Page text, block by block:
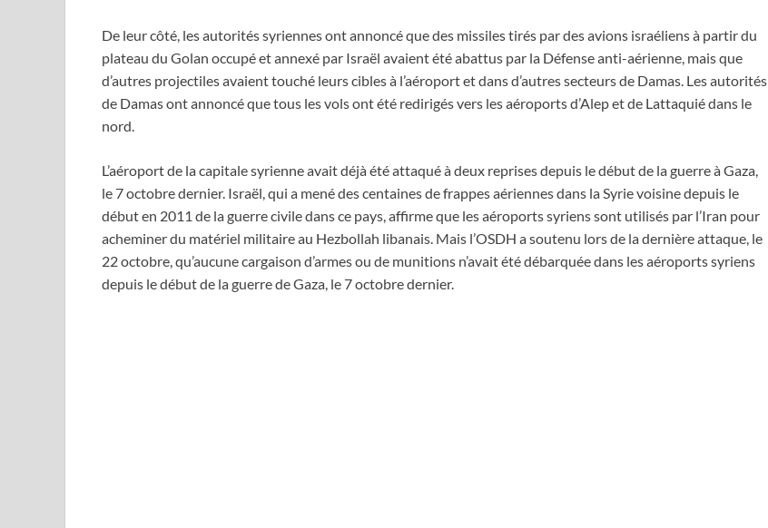
De leur côté, les autorités syriennes ont annoncé que des missiles tirés par des avions israéliens à partir du
plateau du Golan occupé et annexé par Israël avaient été abattus par la Défense anti-aérienne, mais que
d’autres projectiles avaient touché leurs cibles à l’aéroport et dans d’autres secteurs de Damas. Les autorités
de Damas ont annoncé que tous les vols ont été redirigés vers les aéroports d’Alep et de Lattaquié dans le
nord.
L’aéroport de la capitale syrienne avait déjà été attaqué à deux reprises depuis le début de la guerre à Gaza,
le 7 octobre dernier. Israël, qui a mené des centaines de frappes aériennes dans la Syrie voisine depuis le
début en 2011 de la guerre civile dans ce pays, affirme que les aéroports syriens sont utilisés par l’Iran pour
acheminer du matériel militaire au Hezbollah libanais. Mais l’OSDH a soutenu lors de la dernière attaque, le
22 octobre, qu’aucune cargaison d’armes ou de munitions n’avait été débarquée dans les aéroports syriens
depuis le début de la guerre de Gaza, le 7 octobre dernier.